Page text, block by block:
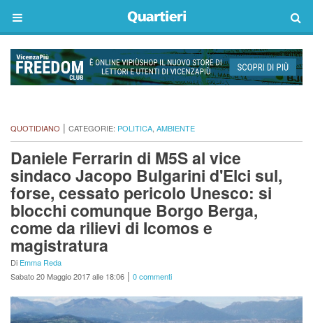
QUOTIDIANO | CATEGORIE: POLITICA, AMBIENTE
Daniele Ferrarin di M5S al vice
sindaco Jacopo Bulgarini d'Elci sul,
forse, cessato pericolo Unesco: si
blocchi comunque Borgo Berga,
come da rilievi di Icomos e
magistratura
Di Emma Reda
Sabato 20 Maggio 2017 alle 18:06 | 0 commenti